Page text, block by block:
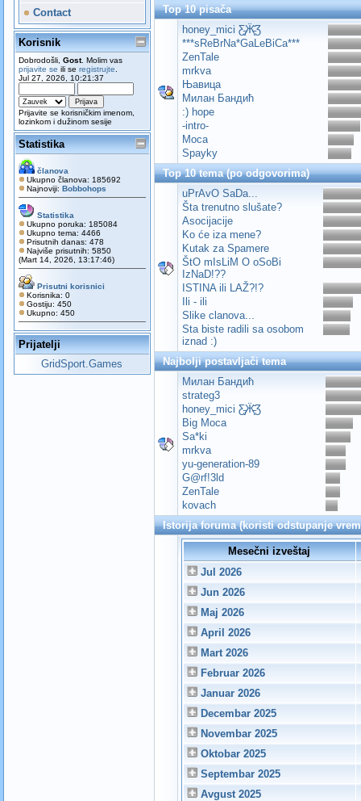
Contact
Korisnik
Dobrodošli, Gost. Molim vas
prijavite se ili se registrujte
Jul 27, 2026, 10:21:37
Prijavite se korisničkim imenom,
lozinkom i dužinom sesije
Statistika
članova
Ukupno članova: 185692
Najnoviji: Bobbohops
Statistika
Ukupno poruka: 185084
Ukupno tema: 4466
Prisutnih danas: 478
Najviše prisutnih: 5850
(Mart 14, 2026, 13:17:46)
Prisutni korisnici
Korisnika: 0
Gostiju: 450
Ukupno: 450
Prijatelji
GridSport.Games
Top 10 pisača
honey_mici Ƹ̵̡Ӝ̵̨̄Ʒ
***sReBrNa*GaLeBiCa***
ZenTale
mrkva
Њавица
Милан Бандић
:) hope
-intro-
Moca
Spayky
Top 10 tema (po odgovorima)
uPrAvO SaDa...
Šta trenutno slušate?
Asocijacije
Ko će iza mene?
Kutak za Spamere
ŠtO mIsLiM O oSoBi
IzNaD!??
ISTINA ili LAŽ?!?
Ili - ili
Slike clanova...
Sta biste radili sa osobom
iznad :)
Najbolji postavljači tema
Милан Бандић
strateg3
honey_mici Ƹ̵̡Ӝ̵̨̄Ʒ
Big Moca
Sa*ki
mrkva
yu-generation-89
G@rf!3ld
ZenTale
kovach
Istorija foruma (koristi odstupanje
Mesečni izveštaj
Jul 2026
Jun 2026
Maj 2026
April 2026
Mart 2026
Februar 2026
Januar 2026
Decembar 2025
Novembar 2025
Oktobar 2025
Septembar 2025
Avgust 2025